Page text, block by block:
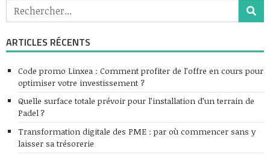
ARTICLES RÉCENTS
Code promo Linxea : Comment profiter de l’offre en cours pour
optimiser votre investissement ?
Quelle surface totale prévoir pour l’installation d’un terrain de
Padel ?
Transformation digitale des PME : par où commencer sans y
laisser sa trésorerie